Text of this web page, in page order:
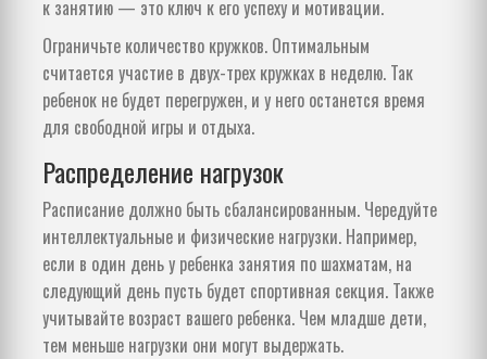
к занятию — это ключ к его успеху и мотивации.
Ограничьте количество кружков. Оптимальным
считается участие в двух-трех кружках в неделю. Так
ребенок не будет перегружен, и у него останется время
для свободной игры и отдыха.
Распределение нагрузок
Расписание должно быть сбалансированным. Чередуйте
интеллектуальные и физические нагрузки. Например,
если в один день у ребенка занятия по шахматам, на
следующий день пусть будет спортивная секция. Также
учитывайте возраст вашего ребенка. Чем младше дети,
тем меньше нагрузки они могут выдержать.